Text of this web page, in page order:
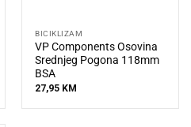
BICIKLIZAM
VP Components Osovina
Srednjeg Pogona 118mm
BSA
27,95 KM